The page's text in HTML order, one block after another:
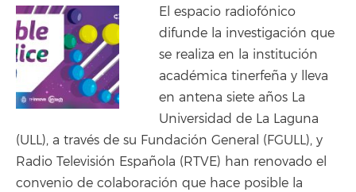
El espacio radiofónico
difunde la investigación que
se realiza en la institución
académica tinerfeña y lleva
en antena siete años La
Universidad de La Laguna
(ULL), a través de su Fundación General (FGULL), y
Radio Televisión Española (RTVE) han renovado el
convenio de colaboración que hace posible la